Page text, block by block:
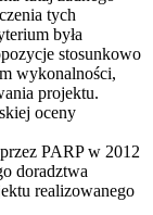
tych
była
stosunkowo
wykonalności,
projektu.
oceny
PARP w 2012
doradztwa
realizowanego